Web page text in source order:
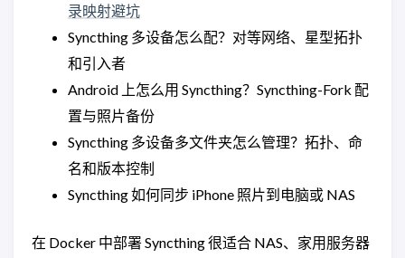
录映射避坑
Syncthing 多设备怎么配？对等网络、星型拓扑
和引入者
Android 上怎么用 Syncthing？Syncthing-Fork 配
置与照片备份
Syncthing 多设备多文件夹怎么管理？拓扑、命
名和版本控制
Syncthing 如何同步 iPhone 照片到电脑或 NAS
在 Docker 中部署 Syncthing 很适合 NAS、家用服务器